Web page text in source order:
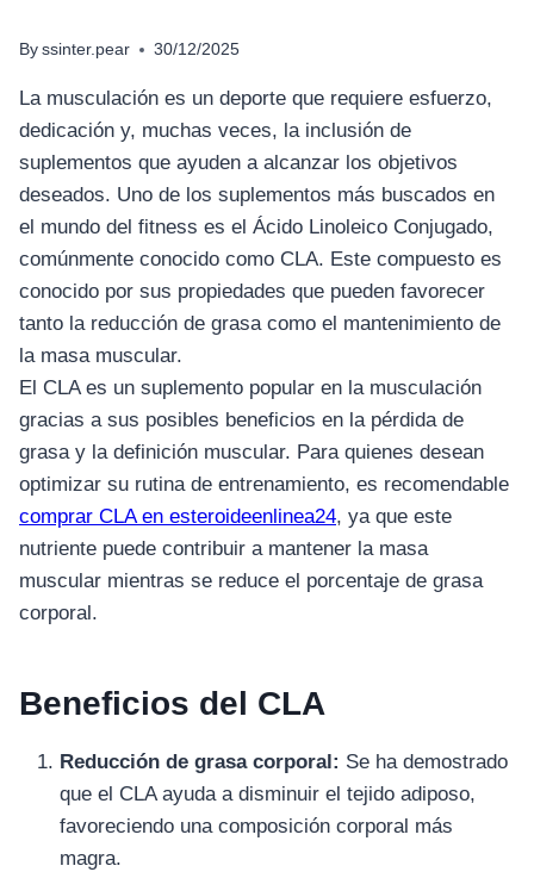
By ssinter.pear 30/12/2025
La musculación es un deporte que requiere esfuerzo,
dedicación y, muchas veces, la inclusión de
suplementos que ayuden a alcanzar los objetivos
deseados. Uno de los suplementos más buscados en
el mundo del fitness es el Ácido Linoleico Conjugado,
comúnmente conocido como CLA. Este compuesto es
conocido por sus propiedades que pueden favorecer
tanto la reducción de grasa como el mantenimiento de
la masa muscular.
El CLA es un suplemento popular en la musculación
gracias a sus posibles beneficios en la pérdida de
grasa y la definición muscular. Para quienes desean
optimizar su rutina de entrenamiento, es recomendable
comprar CLA en esteroideenlinea24, ya que este
nutriente puede contribuir a mantener la masa
muscular mientras se reduce el porcentaje de grasa
corporal.
Beneficios del CLA
Reducción de grasa corporal: Se ha demostrado
que el CLA ayuda a disminuir el tejido adiposo,
favoreciendo una composición corporal más
magra.